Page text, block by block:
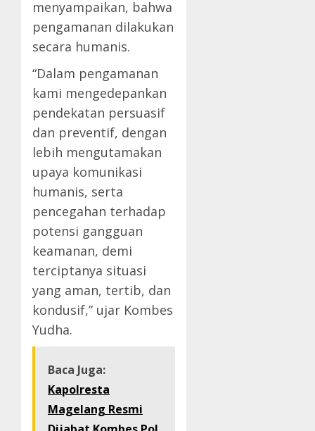
menyampaikan, bahwa
pengamanan dilakukan
secara humanis.
“Dalam pengamanan
kami mengedepankan
pendekatan persuasif
dan preventif, dengan
lebih mengutamakan
upaya komunikasi
humanis, serta
pencegahan terhadap
potensi gangguan
keamanan, demi
terciptanya situasi
yang aman, tertib, dan
kondusif,” ujar Kombes
Yudha.
Baca Juga:
Kapolresta
Magelang Resmi